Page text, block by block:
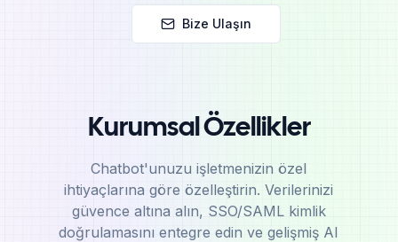
Bize Ulaşın
Kurumsal Özellikler
Chatbot'unuzu işletmenizin özel
ihtiyaçlarına göre özelleştirin. Verilerinizi
güvence altına alın, SSO/SAML kimlik
doğrulamasını entegre edin ve gelişmiş AI